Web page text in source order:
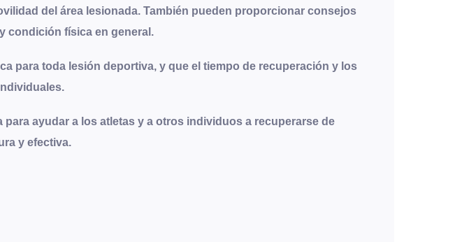
del área lesionada. También pueden proporcionar consejos
condición física en general.
para toda lesión deportiva, y que el tiempo de recuperación y los
ayudar a los atletas y a otros individuos a recuperarse de
y efectiva.